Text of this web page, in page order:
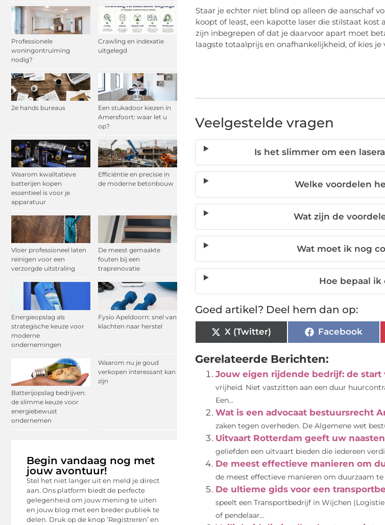
Professionele
woningontruiming
nodig?
Crawling en indexatie
uitgelegd
2e hands bureaus
Een stukadoor kiezen in
Amersfoort: waar let u
op?
Waarom kwalitatieve
batterijen kopen
essentieel is voor je
apparatuur
Efficiëntie en precisie in
de moderne betonbouw
Vloer professioneel laten
reinigen voor een
verzorgde uitstraling
De meest gemaakte
fouten bij een
traprenovatie
Energieopslag als
strategische keuze voor
moderne
ondernemingen
Fysio Apeldoorn: snel van
klachten naar herstel
Batterijopslag bedrijven:
de slimme keuze voor
energiebewust
ondernemen
Waarom nu je goud
verkopen interessant kan
zijn
Begin vandaag nog met
jouw avontuur!
Stel het niet langer uit en meld je direct
aan. Ons platform biedt de perfecte
gelegenheid om jouw mening te uiten
en jouw blog met een breder publiek te
delen. Druk op de knop ‘Registreren’ en
Staar je echter niet blind op alleen de aanschaf
koopt of least, een kapotte laser die stilstaat
zijn inbegrepen of dat je daarvoor apart moet
laagste totaalprijs en onafhankelijkheid, of kies
Veelgestelde vragen
Is het slimmer om een
Welke voordelen
Wat zijn de
Wat moet ik nog
Hoe bepaal ik
Goed artikel? Deel hem dan op:
X (Twitter) Facebook
Gerelateerde Berichten:
Jouw eigen rijdende bedrijf: de
vrijheid. Niet vastzitten aan een duur
Een...
Wat is een advocaat bestuursrecht
zaken tegen overheden. De Algemene wet
Uitvaart Rotterdam geeft uw
geliefden een uitvaart bieden die iedereen
De meest effectieve manieren om
de meest effectieve manieren om duurzaam
De ultieme gids voor een
speelt een Transportbedrijf in Wijchen
of pendelaar...